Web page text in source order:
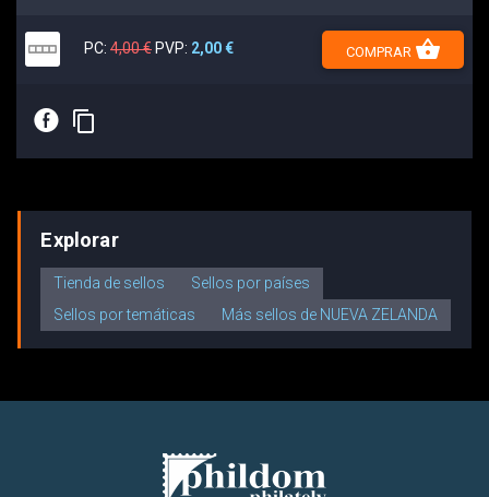
PC: 4,00 € PVP: 2,00 € COMPRAR shopping_basket
E content_copy
Explorar
Tienda de sellos
Sellos por países
Sellos por temáticas
Más sellos de NUEVA ZELANDA